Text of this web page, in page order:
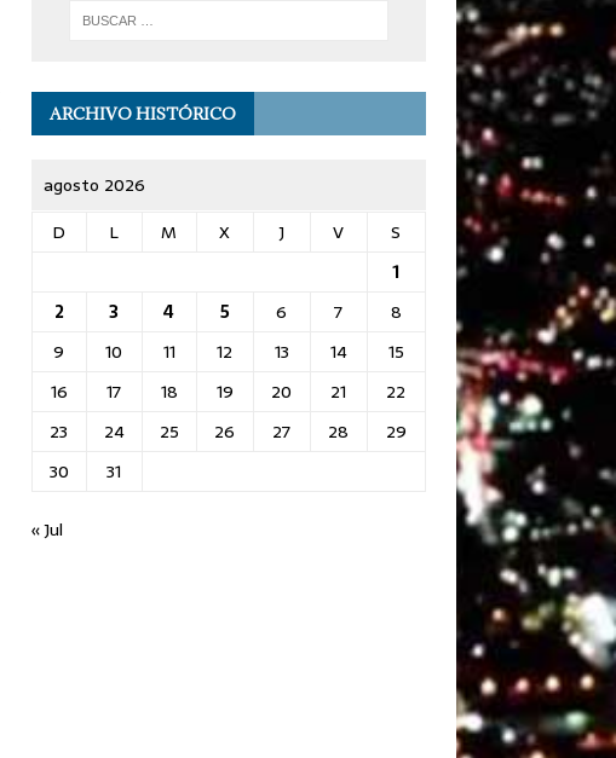
ARCHIVO HISTÓRICO
agosto 2026
D
L M X J V
S
1
2
3 4 5 6 7
8
9
10 11 12 13 14
15
16
17 18 19 20 21
22
23
24 25 26 27 28
29
30
31
« Jul